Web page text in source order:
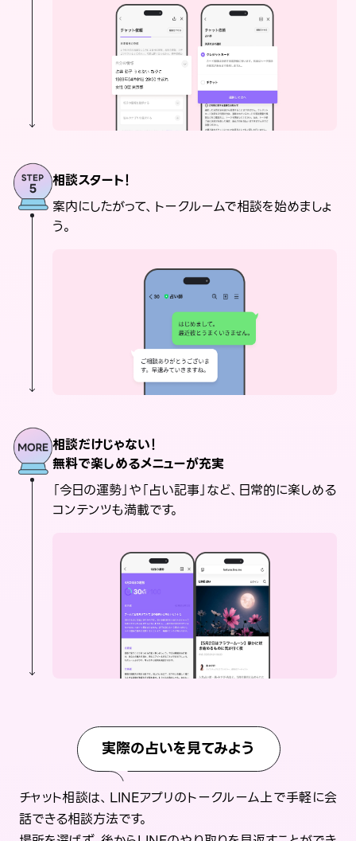
相談スタート！
案内にしたがって、トークルームで相談を始めましょ
う。
相談だけじゃない！
無料で楽しめるメニューが充実
「今日の運勢」や「占い記事」など、日常的に楽しめる
コンテンツも満載です。
実際の占いを見てみよう
チャット相談は、LINEアプリのトークルーム上で手軽に会
話できる相談方法です。